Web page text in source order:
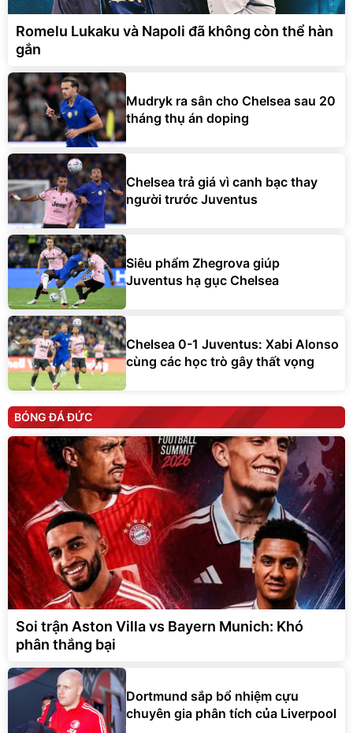
Romelu Lukaku và Napoli đã không còn thể hàn
gắn
Mudryk ra sân cho Chelsea sau 20
tháng thụ án doping
Chelsea trả giá vì canh bạc thay
người trước Juventus
Siêu phẩm Zhegrova giúp
Juventus hạ gục Chelsea
Chelsea 0-1 Juventus: Xabi Alonso
cùng các học trò gây thất vọng
BÓNG ĐÁ ĐỨC
Soi trận Aston Villa vs Bayern Munich: Khó
phân thắng bại
Dortmund sắp bổ nhiệm cựu
chuyên gia phân tích của Liverpool